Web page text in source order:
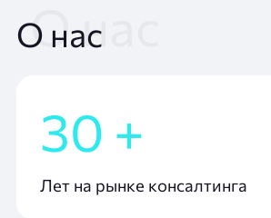
О нас
30 +
Лет на рынке консалтинга